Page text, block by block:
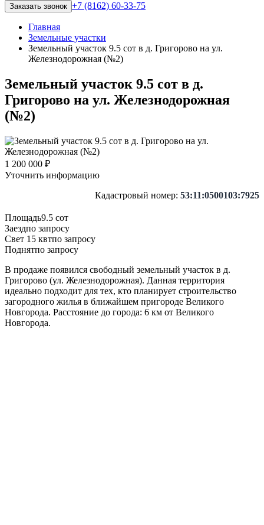
Заказать звонок +7 (8162) 60-33-75
Главная
Земельные участки
Земельный участок 9.5 сот в д. Григорово на ул.
Железнодорожная (№2)
Земельный участок 9.5 сот в д.
Григорово на ул. Железнодорожная
(№2)
1 200 000 ₽
Уточнить информацию
Кадастровый номер: 53:11:0500103:7925
Площадь9.5 сот
Заездпо запросу
Свет 15 квтпо запросу
Поднятпо запросу
В продаже появился свободный земельный участок в д.
Григорово (ул. Железнодорожная). Данная территория
идеально подходит для тех, кто планирует строительство
загородного жилья в ближайшем пригороде Великого
Новгорода. Расстояние до города: 6 км от Великого
Новгорода.